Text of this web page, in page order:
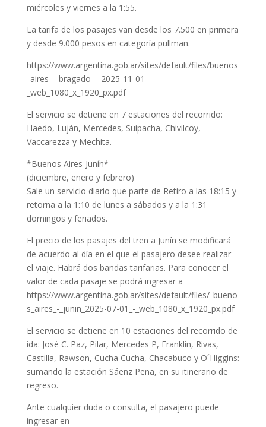
miércoles y viernes a la 1:55.
La tarifa de los pasajes van desde los 7.500 en primera
y desde 9.000 pesos en categoría pullman.
https://www.argentina.gob.ar/sites/default/files/buenos
_aires_-_bragado_-_2025-11-01_-
_web_1080_x_1920_px.pdf
El servicio se detiene en 7 estaciones del recorrido:
Haedo, Luján, Mercedes, Suipacha, Chivilcoy,
Vaccarezza y Mechita.
*Buenos Aires-Junín*
(diciembre, enero y febrero)
Sale un servicio diario que parte de Retiro a las 18:15 y
retorna a la 1:10 de lunes a sábados y a la 1:31
domingos y feriados.
El precio de los pasajes del tren a Junín se modificará
de acuerdo al día en el que el pasajero desee realizar
el viaje. Habrá dos bandas tarifarias. Para conocer el
valor de cada pasaje se podrá ingresar a
https://www.argentina.gob.ar/sites/default/files/_bueno
s_aires_-_junin_2025-07-01_-_web_1080_x_1920_px.pdf
El servicio se detiene en 10 estaciones del recorrido de
ida: José C. Paz, Pilar, Mercedes P, Franklin, Rivas,
Castilla, Rawson, Cucha Cucha, Chacabuco y O´Higgins:
sumando la estación Sáenz Peña, en su itinerario de
regreso.
Ante cualquier duda o consulta, el pasajero puede
ingresar en